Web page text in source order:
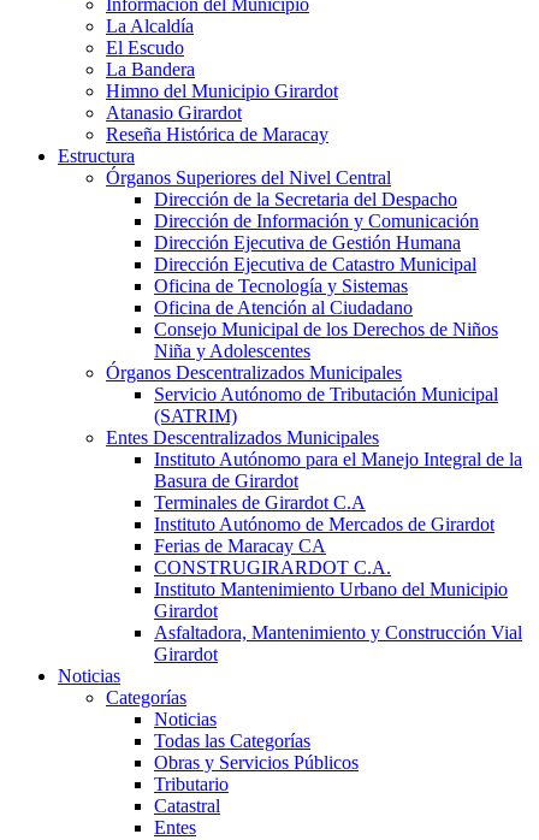
Información del Municipio
La Alcaldía
El Escudo
La Bandera
Himno del Municipio Girardot
Atanasio Girardot
Reseña Histórica de Maracay
Estructura
Órganos Superiores del Nivel Central
Dirección de la Secretaria del Despacho
Dirección de Información y Comunicación
Dirección Ejecutiva de Gestión Humana
Dirección Ejecutiva de Catastro Municipal
Oficina de Tecnología y Sistemas
Oficina de Atención al Ciudadano
Consejo Municipal de los Derechos de Niños
Niña y Adolescentes
Órganos Descentralizados Municipales
Servicio Autónomo de Tributación Municipal
(SATRIM)
Entes Descentralizados Municipales
Instituto Autónomo para el Manejo Integral de la
Basura de Girardot
Terminales de Girardot C.A
Instituto Autónomo de Mercados de Girardot
Ferias de Maracay CA
CONSTRUGIRARDOT C.A.
Instituto Mantenimiento Urbano del Municipio
Girardot
Asfaltadora, Mantenimiento y Construcción Vial
Girardot
Noticias
Categorías
Noticias
Todas las Categorías
Obras y Servicios Públicos
Tributario
Catastral
Entes